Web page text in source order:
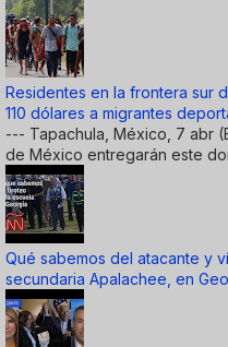
Residentes en la frontera sur
110 dólares a migrantes
--- Tapachula, México, 7 abr
de México entregarán este
Qué sabemos del atacante y
secundaria Apalachee, en